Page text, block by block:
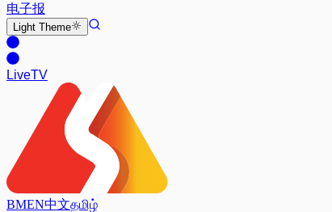
电子报
Light Theme
LiveTV
BMEN中文தமிழ்